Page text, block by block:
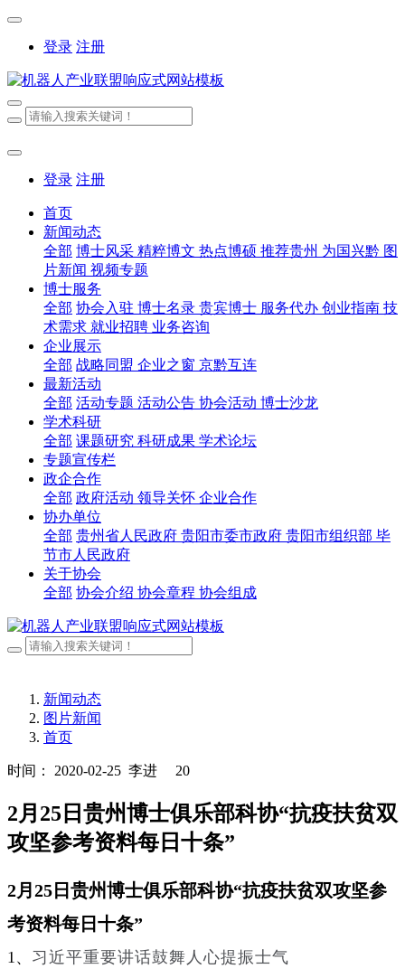
登录 注册
登录 注册
首页
新闻动态
全部 博士风采 精粹博文 热点博硕 推荐贵州 为国兴黔 图
片新闻 视频专题
博士服务
全部 协会入驻 博士名录 贵宾博士 服务代办 创业指南 技
术需求 就业招聘 业务咨询
企业展示
全部 战略同盟 企业之窗 京黔互连
最新活动
全部 活动专题 活动公告 协会活动 博士沙龙
学术科研
全部 课题研究 科研成果 学术论坛
专题宣传栏
政企合作
全部 政府活动 领导关怀 企业合作
协办单位
全部 贵州省人民政府 贵阳市委市政府 贵阳市组织部 毕
节市人民政府
关于协会
全部 协会介绍 协会章程 协会组成
新闻动态
图片新闻
首页
时间： 2020-02-25 李进 20
2月25日贵州博士俱乐部科协“抗疫扶贫双
攻坚参考资料每日十条”
2月25日贵州博士俱乐部科协“抗疫扶贫双攻坚参
考资料每日十条”
1、 习近平重要讲话鼓舞人心提振士气